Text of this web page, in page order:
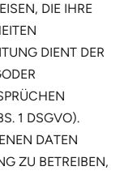
DIE IHRE
DIENT DER
1 DSGVO).
DATEN
ZU BETREIBEN,